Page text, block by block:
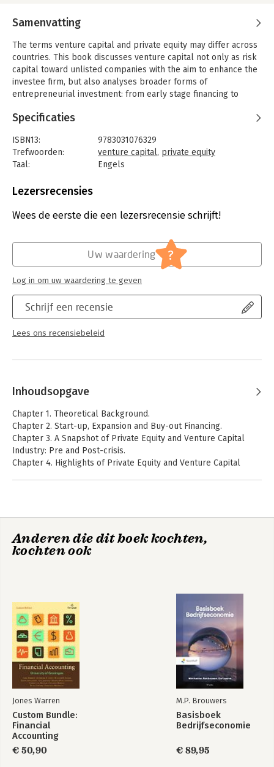
Samenvatting
The terms venture capital and private equity may differ across
countries. This book discusses venture capital not only as risk
capital toward unlisted companies with the aim to enhance the
investee firm, but also analyses broader forms of
entrepreneurial investment: from early stage financing to
four sections.
The first section aims to shed light on the terminology and
offers a comparison between private equity/venture capital,
and the traditional banking sector as financing sources. The
and venture capital transactions on the basis of firm life cycle,
and venture capital investors and investee firms. The third
venture capital industry before and after the financial crisis by
looking at three fundamental aspects: fundraising, investment
and divestment, all in terms of volume and trends.
The last section discusses the basic elements of corporate
valuation applied to private equity and venture capital industry,
with some practical examples.
Specificaties
ISBN13:
9783031076329
Trefwoorden:
venture capital, private equity
Taal:
Engels
Aantal pagina's:
Druk:
1
Financieel management
Serie:
Contributions to Finance and Accounting
Lezersrecensies
Wees de eerste die een lezersrecensie schrijft!
Schrijf een recensie
Lees ons recensiebeleid
Uw waardering ?
Log in om uw waardering te geven
Inhoudsopgave
Chapter 1. Theoretical Background.
Chapter 2. Start-up, Expansion and Buy-out Financing.
Chapter 3. A Snapshot of Private Equity and Venture Capital
Industry: Pre and Post-crisis.
Chapter 4. Highlights of Private Equity and Venture Capital
Anderen die dit boek kochten,
kochten ook
Jones Warren
Custom Bundle:
Financial
Accounting
€ 50,90
M.P. Brouwers
Basisboek
Bedrijfseconomie
€ 89,95